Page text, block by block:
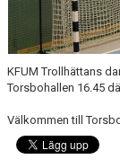
KALENDER
HEMMAMATCHER
BILDGALLERI
MATCHER
KFUM Trollhättans
Torsbohallen 16.45
Välkommen till